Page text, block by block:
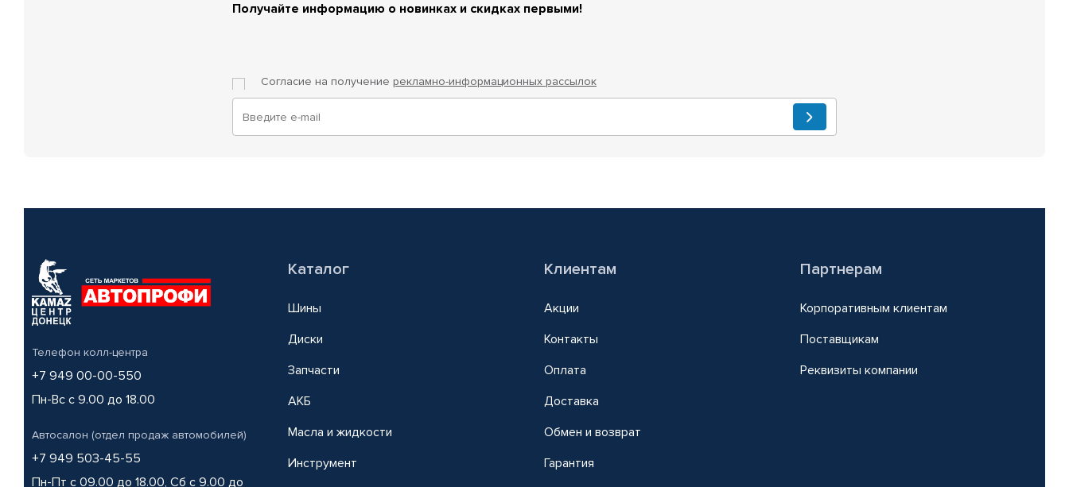
Получайте информацию о новинках и скидках первыми!
Согласие на получение рекламно-информационных рассылок
Телефон колл-центра
+7 949 00-00-550
Пн-Вс с 9.00 до 18.00
Автосалон (отдел продаж автомобилей)
+7 949 503-45-55
Пн-Пт с 09.00 до 18.00, Сб с 9.00 до
Каталог
Шины
Диски
Запчасти
АКБ
Масла и жидкости
Инструмент
Клиентам
Акции
Контакты
Оплата
Доставка
Обмен и возврат
Гарантия
Партнерам
Корпоративным клиентам
Поставщикам
Реквизиты компании